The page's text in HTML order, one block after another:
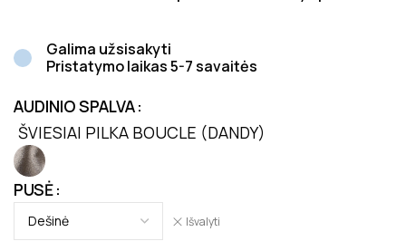
Galima užsisakyti
Pristatymo laikas 5-7 savaitės
AUDINIO SPALVA
ŠVIESIAI PILKA BOUCLE (DANDY)
PUSĖ
Išvalyti